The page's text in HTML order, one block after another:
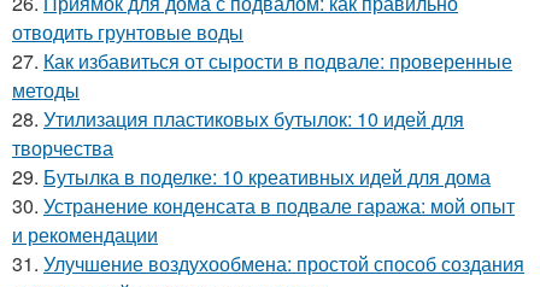
отводить грунтовые воды
27. Как избавиться от сырости в подвале: проверенные
методы
28. Утилизация пластиковых бутылок: 10 идей для
творчества
29. Бутылка в поделке: 10 креативных идей для дома
30. Устранение конденсата в подвале гаража: мой опыт
и рекомендации
31. Улучшение воздухообмена: простой способ создания